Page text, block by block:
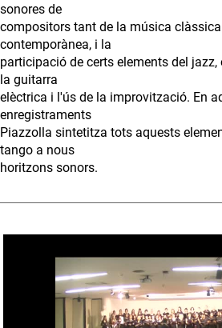
sonores de
compositors tant de la música
contemporànea, i la
participació de certs elements del
la guitarra
elèctrica i l'ús de la improvització. En
enregistraments
Piazzolla sintetitza tots aquests
tango a nous
horitzons sonors.